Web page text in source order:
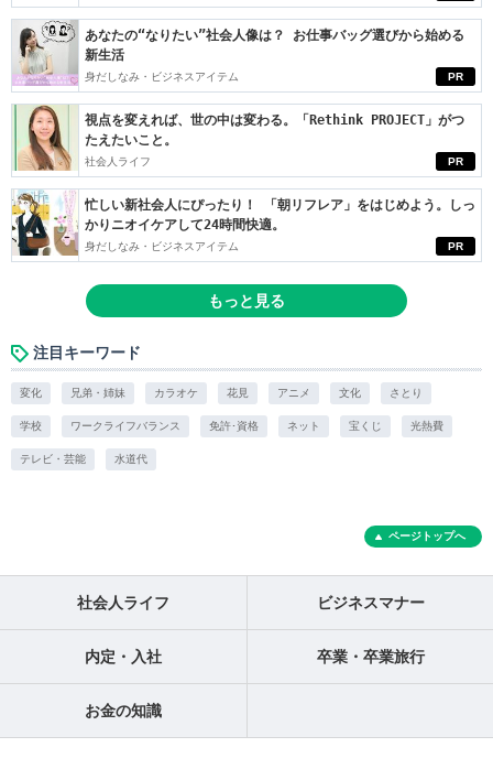
PR
あなたの“なりたい”社会人像は？ お仕事バッグ選びから始める
新生活
身だしなみ・ビジネスアイテム
PR
視点を変えれば、世の中は変わる。「Rethink PROJECT」がつ
たえたいこと。
社会人ライフ
PR
忙しい新社会人にぴったり！ 「朝リフレア」をはじめよう。しっ
かりニオイケアして24時間快適。
身だしなみ・ビジネスアイテム
もっと見る
注目キーワード
変化 兄弟・姉妹 カラオケ 花見 アニメ 文化 さとり
学校 ワークライフバランス 免許･資格 ネット 宝くじ 光熱費
テレビ・芸能 水道代
ページトップへ
社会人ライフ ビジネスマナー
内定・入社 卒業・卒業旅行
お金の知識